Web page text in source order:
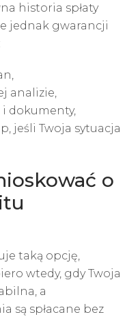
historia spłaty
jednak gwarancji
analizie,
dokumenty,
jeśli Twoja sytuacja
o
taką opcję,
wtedy, gdy Twoja
a
są spłacane bez